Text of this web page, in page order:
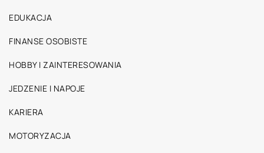
EDUKACJA
FINANSE OSOBISTE
HOBBY I ZAINTERESOWANIA
JEDZENIE I NAPOJE
KARIERA
MOTORYZACJA